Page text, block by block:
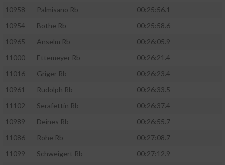
10958
Palmisano Rb
00:25:56.1
10954
Bothe Rb
00:25:58.6
10965
Anselm Rb
00:26:05.9
11000
Ettemeyer Rb
00:26:21.4
11016
Griger Rb
00:26:23.4
10961
Rudolph Rb
00:26:33.5
11102
Serafettin Rb
00:26:37.4
10989
Deines Rb
00:26:55.7
11086
Rohe Rb
00:27:08.7
11099
Schweigert Rb
00:27:12.9